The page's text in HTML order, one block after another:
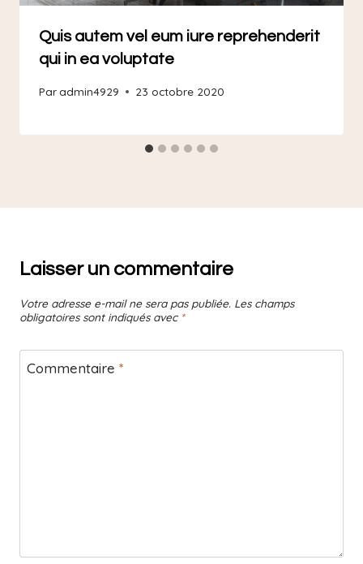
Quis autem vel eum iure reprehenderit
qui in ea voluptate
Paradmin4929 23 octobre 2020
Laisser un commentaire
Votre adresse e-mail ne sera pas publiée. Les champs
obligatoires sont indiqués avec *
Commentaire *